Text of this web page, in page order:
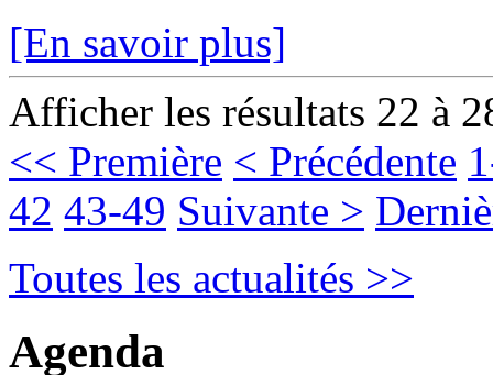
[En savoir plus]
Afficher les résultats 22 à
<< Première < Précédente
42 43-49 Suivante >
Toutes les actualités >>
Agenda